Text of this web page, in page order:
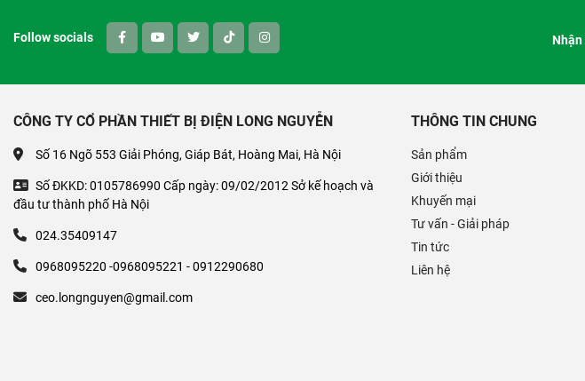
Follow socials Nhận
CÔNG TY CỔ PHẦN THIẾT BỊ ĐIỆN LONG NGUYỄN
Số 16 Ngõ 553 Giải Phóng, Giáp Bát, Hoàng Mai, Hà Nội
Số ĐKKD: 0105786990 Cấp ngày: 09/02/2012 Sở kế hoạch và
đầu tư thành phố Hà Nội
024.35409147
0968095220 -0968095221 - 0912290680
ceo.longnguyen@gmail.com
THÔNG TIN CHUNG
Sản phẩm
Giới thiệu
Khuyến mại
Tư vấn - Giải pháp
Tin tức
Liên hệ